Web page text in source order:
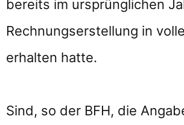
bereits im ursprünglichen
Rechnungserstellung in
erhalten hatte.
Sind, so der BFH, die